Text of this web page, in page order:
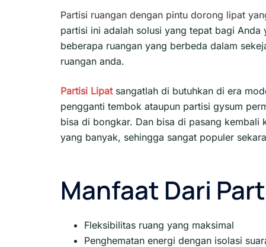
Partisi ruangan dengan pintu dorong lipat
partisi ini adalah solusi yang tepat bagi
beberapa ruangan yang berbeda dalam
ruangan anda.
Partisi Lipatsangatlah di butuhkan di era
pengganti tembok ataupun partisi gysum
bisa di bongkar. Dan bisa di pasang kembali
yang banyak, sehingga sangat populer
Manfaat Dari
Fleksibilitas ruang yang maksimal
Penghematan energi dengan isolasi